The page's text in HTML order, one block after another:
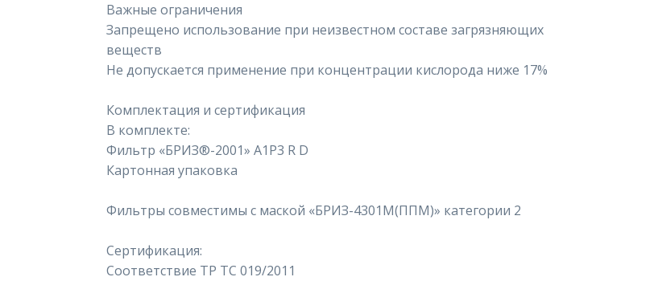
Важные ограничения
Запрещено использование при неизвестном составе загрязняющих
веществ
Не допускается применение при концентрации кислорода ниже 17%
Комплектация и сертификация
В комплекте:
Фильтр «БРИЗ®-2001» A1P3 R D
Картонная упаковка
Фильтры совместимы с маской «БРИЗ-4301М(ППМ)» категории 2
Сертификация:
Соответствие ТР ТС 019/2011